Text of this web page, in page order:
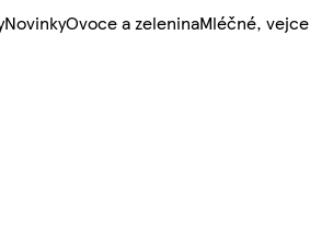
NovinkyOvoce a zeleninaMléčné,